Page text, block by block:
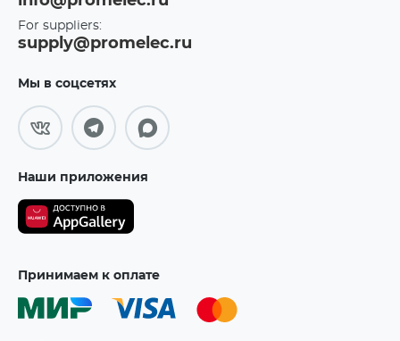
For suppliers:
supply@promelec.ru
Мы в соцсетях
Наши приложения
Принимаем к оплате